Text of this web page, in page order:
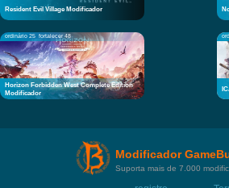
Resident Evil Village Modificador
ordinário 25 fortalecer 48
Horizon Forbidden West Complete Edition
Modificador
Modificador
Suporta mais de 7.000